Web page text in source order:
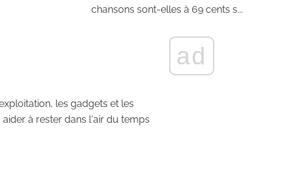
chansons sont-elles à 69 cents s...
ad
les gadgets et les
à rester dans l'air du temps